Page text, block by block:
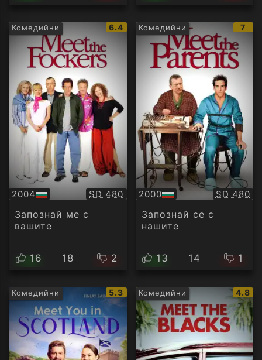
Комедийни
IMDb
рейтинг:
6.4
2004
БГ
аудио
Качество:
SD 480
Запознай ме с
вашите
16 18 2
Комедийни 7
2000
БГ
аудио
SD 480
Запознай се с
нашите
13 14 1
Комедийни
IMDb
рейтинг:
5.3 Комедийни
IMDb
4.8